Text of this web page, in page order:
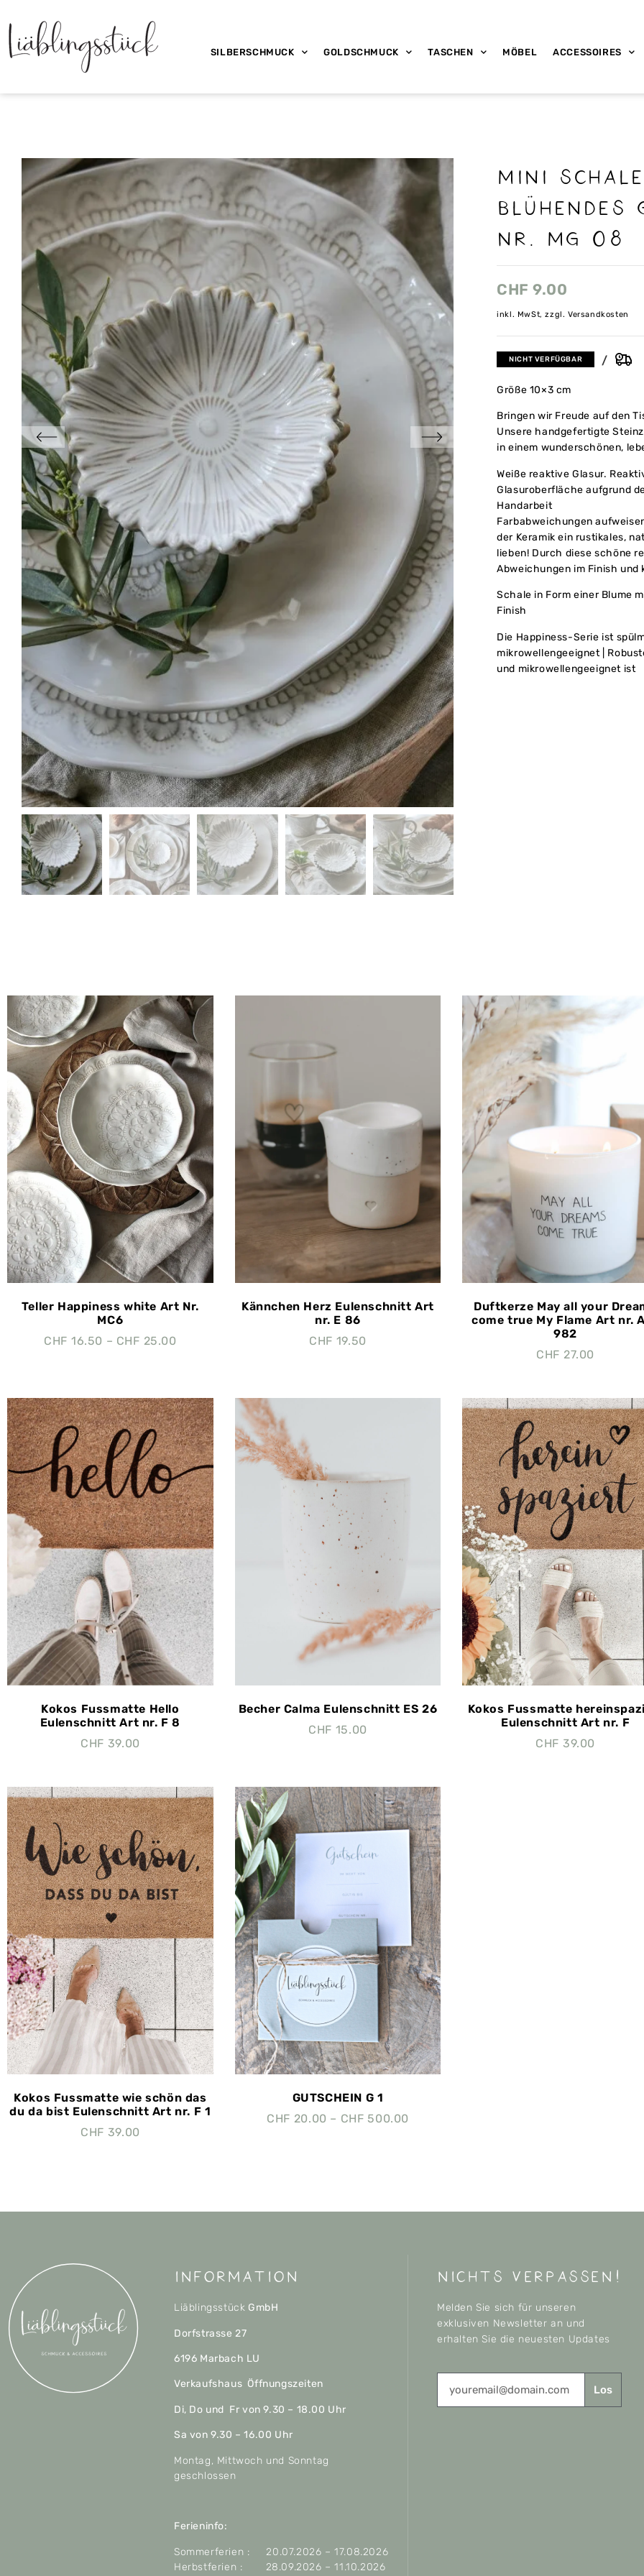
SILBERSCHMUCK GOLDSCHMUCK TASCHEN MÖBEL ACCESSOIRES
Mini
nr. Mg 08
CHF 9.00
inkl. MwSt, zzgl. Versandkosten
NICHT VERFÜGBAR
Größe 10×3 cm
Bringen wir Freude auf den
Unsere handgefertigte
in einem wunderschönen,
Weiße reaktive Glasur.
Glasuroberfläche aufgrund
Handarbeit
Farbabweichungen
der Keramik ein rustikales,
lieben! Durch diese schöne
Abweichungen im Finish und
Schale in Form einer Blume
Finish
Die Happiness-Serie ist
mikrowellengeeignet |
und mikrowellengeeignet ist
Teller Happiness white Art Nr.
MC6
CHF 16.50 – CHF 25.00
Kännchen Herz Eulenschnitt Art
nr. E 86
CHF 19.50
Duftkerze May all your
come true My Flame Art nr.
982
CHF 27.00
Kokos Fussmatte Hello
Eulenschnitt Art nr. F 8
CHF 39.00
Becher Calma Eulenschnitt ES 26
CHF 15.00
Kokos Fussmatte
Eulenschnitt Art nr. F
CHF 39.00
Kokos Fussmatte wie schön das
du da bist Eulenschnitt Art nr. F 1
CHF 39.00
GUTSCHEIN G 1
CHF 20.00 – CHF 500.00
Information
Liäblingsstück GmbH
Dorfstrasse 27
6196 Marbach LU
Verkaufshaus Öffnungszeiten
Di, Do und Fr von 9.30 – 18.00 Uhr
Sa von 9.30 – 16.00 Uhr
Montag, Mittwoch und Sonntag
geschlossen
Ferieninfo:
Sommerferien : 20.07.2026 – 17.08.2026
Herbstferien : 28.09.2026 – 11.10.2026
nichts verpassen!
Melden Sie sich für unseren
exklusiven Newsletter an und
erhalten Sie die neuesten Updates
Los